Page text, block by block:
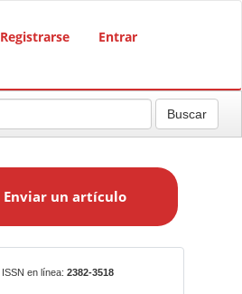
Registrarse Entrar
Buscar
Enviar un artículo
ISSN en línea: 2382-3518